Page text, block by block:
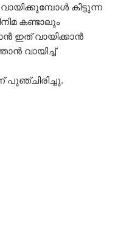
കിട്ടുന്ന
കണ്ടാലും
ഇത് വായിക്കാൻ
വായിച്ച്
പുഞ്ചിരിച്ചു.